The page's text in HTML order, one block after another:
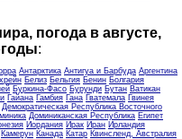
погода в августе,
:
Антарктика Антигуа и Барбуда Аргентина
Белиз Бельгия Бенин Болгария
Буркина-Фасо Бурунди Бутан Ватикан
Гайана Гамбия Гана Гватемала Гвинея
Демократическая Республика Восточного
Доминиканская Республика Египет
Иордания Ирак Иран Ирландия
Камерун Канада Катар Квинсленд, Австралия